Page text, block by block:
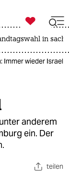

taz zahl ich
in
Immer wieder Israel
anderem
ein. Der
teilen